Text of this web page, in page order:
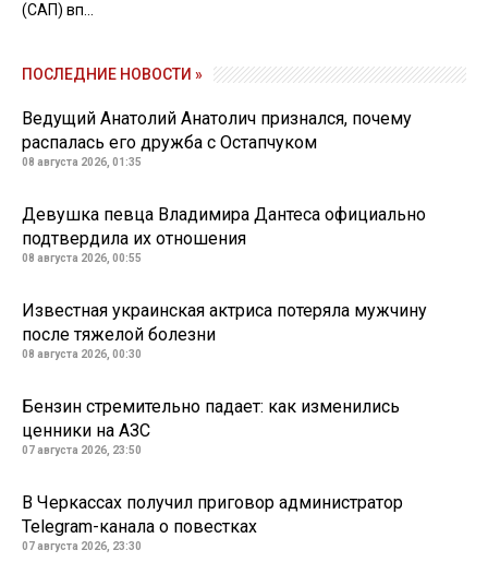
(САП) вп...
ПОСЛЕДНИЕ НОВОСТИ »
Ведущий Анатолий Анатолич признался, почему
распалась его дружба с Остапчуком
08 августа 2026, 01:35
Девушка певца Владимира Дантеса официально
подтвердила их отношения
08 августа 2026, 00:55
Известная украинская актриса потеряла мужчину
после тяжелой болезни
08 августа 2026, 00:30
Бензин стремительно падает: как изменились
ценники на АЗС
07 августа 2026, 23:50
В Черкассах получил приговор администратор
Telegram-канала о повестках
07 августа 2026, 23:30